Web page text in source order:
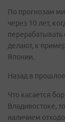
По прогнозам
через 10 лет,
перерабатывать
делают, к
Японии.
Назад в
Что касается
Владивостоке,
наличием